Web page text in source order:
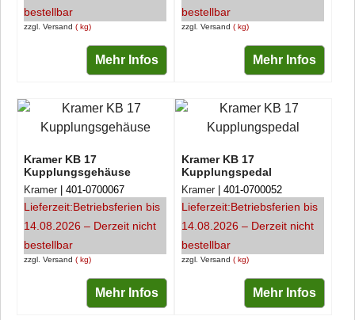
zzgl. Versand kg
bestellbar
Mehr Infos
zzgl. Versand kg
bestellbar
Mehr Infos
Kramer KB 17
Kupplungsgehäuse
zzgl. Versand kg
Kramer 401-0700067
Lieferzeit:Betriebsferien bis
14.08.2026 – Derzeit nicht
bestellbar
Mehr Infos
Kramer KB 17
Kupplungspedal
zzgl. Versand kg
Kramer 401-0700052
Lieferzeit:Betriebsferien bis
14.08.2026 – Derzeit nicht
bestellbar
Mehr Infos